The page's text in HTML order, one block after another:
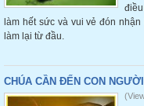
làm hết sức và vui vẻ đón
làm lại từ đầu.
CHÚA CẦN ĐẾN CON